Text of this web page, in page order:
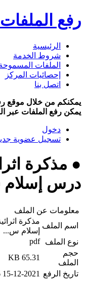
رفع
الرئيسية
شروط الخدمة
الملفات
إحصائيات المركز
اتصل بنا
يمكنكم من خلال موقع
يمكن رفع الملفات عبر
دخول
تسجيل عضوية
● مذكرة
درس
معلومات عن الملف
اسم الملف
مذكرة
إسلام س...
نوع الملف
pdf
حجم
الملف
65.31 KB
تاريخ الرفع 15-12-2021 05:45 ص